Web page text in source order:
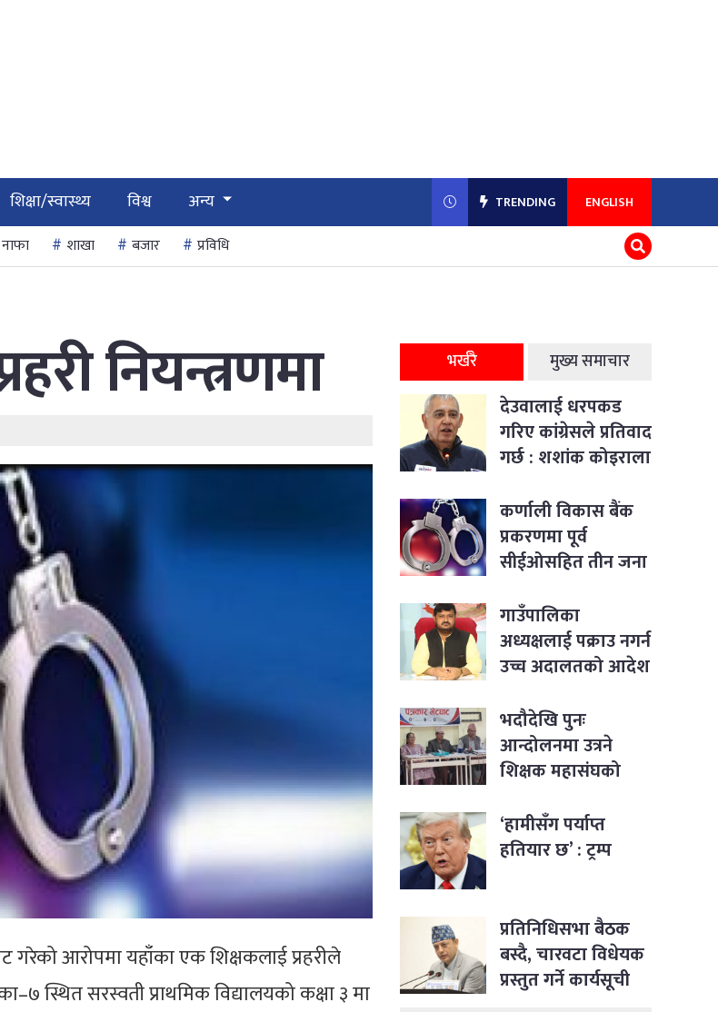
शिक्षा/स्वास्थ्य विश्व अन्य TRENDING ENGLISH
नाफा शाखा बजार प्रविधि
नियन्त्रणमा
गरेको आरोपमा यहाँका एक शिक्षकलाई प्रहरीले
स्थित सरस्वती प्राथमिक विद्यालयको कक्षा ३ मा
भर्खरै मुख्य समाचार
देउवालाई धरपकड
गरिए कांग्रेसले प्रतिवाद
गर्छ : शशांक कोइराला
कर्णाली विकास बैंक
प्रकरणमा पूर्व
सीईओसहित तीन जना
गाउँपालिका
अध्यक्षलाई पक्राउ नगर्न
उच्च अदालतको आदेश
भदौदेखि पुनः
आन्दोलनमा उत्रने
शिक्षक महासंघको
‘हामीसँग पर्याप्त
हतियार छ’ : ट्रम्प
प्रतिनिधिसभा बैठक
बस्दै, चारवटा विधेयक
प्रस्तुत गर्ने कार्यसूची